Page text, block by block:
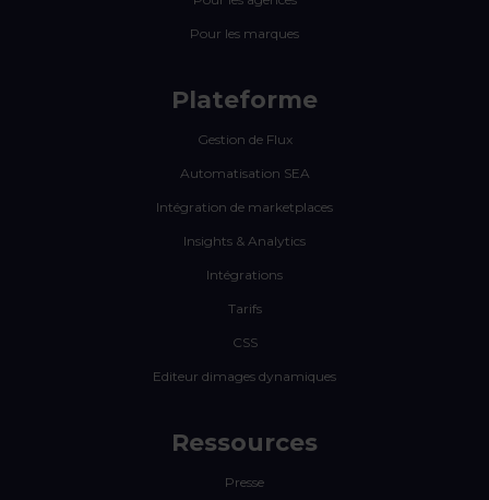
Pour les marques
Plateforme
Gestion de Flux
Automatisation SEA
Intégration de marketplaces
Insights & Analytics
Intégrations
Tarifs
CSS
Editeur dimages dynamiques
Ressources
Presse